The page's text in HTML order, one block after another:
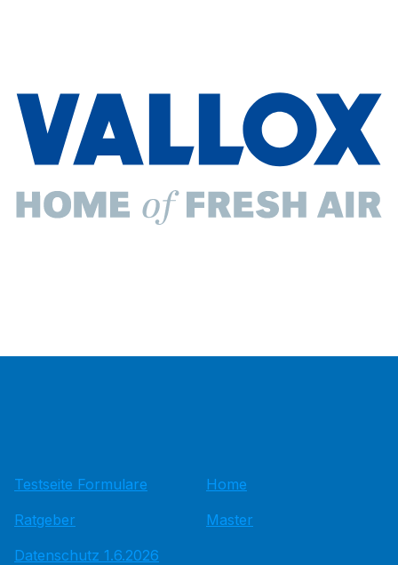
Testseite Formulare
Ratgeber
Datenschutz 1.6.2026
Home
Master